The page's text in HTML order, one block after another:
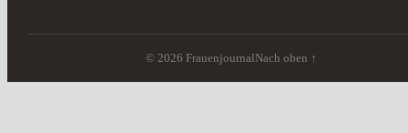
© 2026 FrauenjournalNach oben ↑